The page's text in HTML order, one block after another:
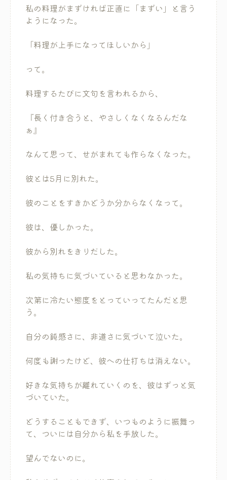
私の料理がまずければ正直に「まずい」と言う
ようになった。
「料理が上手になってほしいから」
って。
料理するたびに文句を言われるから、
『長く付き合うと、やさしくなくなるんだな
ぁ』
なんて思って、せがまれても作らなくなった。
彼とは5月に別れた。
彼のことをすきかどうか分からなくなって。
彼は、優しかった。
彼から別れをきりだした。
私の気持ちに気づいていると思わなかった。
次第に冷たい態度をとっていってたんだと思
う。
自分の鈍感さに、非道さに気づいて泣いた。
何度も謝ったけど、彼への仕打ちは消えない。
好きな気持ちが離れていくのを、彼はずっと気
づいていた。
どうすることもできず、いつものように振舞っ
て、ついには自分から私を手放した。
望んでないのに。